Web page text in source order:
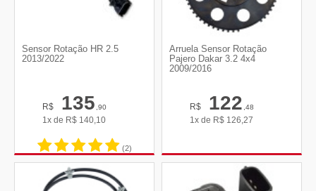
Sensor Rotação HR 2.5
2013/2022
R$ 135,90
1x de R$ 140,10
(2)
Arruela Sensor Rotação
Pajero Dakar 3.2 4x4
2009/2016
R$ 122,48
1x de R$ 126,27